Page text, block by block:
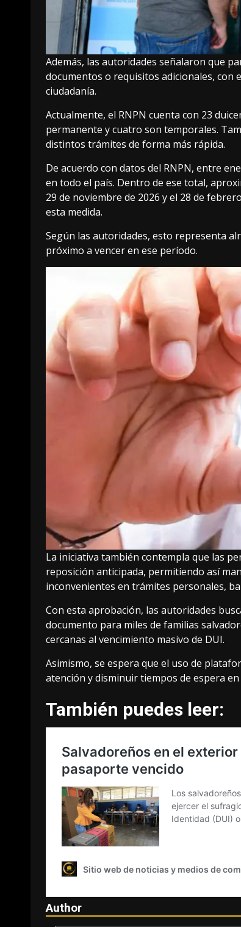
Además, las autoridades señalaron que
documentos o requisitos adicionales, con
ciudadanía.
Actualmente, el RNPN cuenta con 23
permanente y cuatro son temporales.
distintos trámites de forma más rápida.
De acuerdo con datos del RNPN, entre
en todo el país. Dentro de ese total,
29 de noviembre de 2026 y el 28 de
esta medida.
Según las autoridades, esto representa
próximo a vencer en ese período.
La iniciativa también contempla que las
reposición anticipada, permitiendo así
inconvenientes en trámites personales,
Con esta aprobación, las autoridades
documento para miles de familias
cercanas al vencimiento masivo de DUI.
Asimismo, se espera que el uso de
atención y disminuir tiempos de espera
También puedes leer:
Author